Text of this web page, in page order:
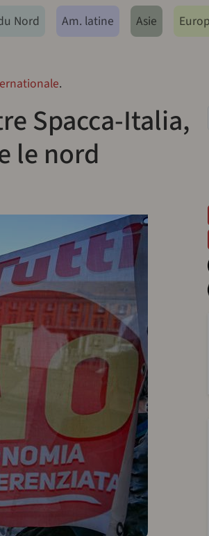
Nord Am. latine Asie
.
Spacca-Italia,
le nord